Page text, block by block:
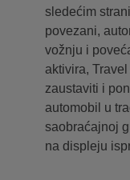
sledećim
povezani,
vožnju i
aktivira,
zaustaviti i
automobil u
saobraćajnoj
na displeju